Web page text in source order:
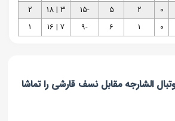
0
2
5
-15
3 | 18
2
0
1
6
-9
7 | 16
1
الشارجه مقابل نسف قارشی را تماشا